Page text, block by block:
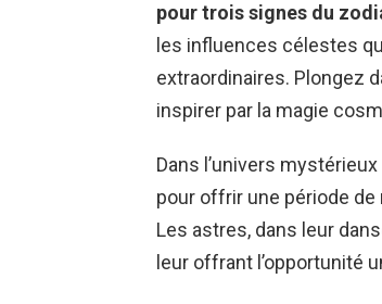
pour trois signes du
les influences célestes
extraordinaires. Plongez
inspirer par la magie
Dans l’univers
pour offrir une période
Les astres, dans leur
leur offrant l’opportunité